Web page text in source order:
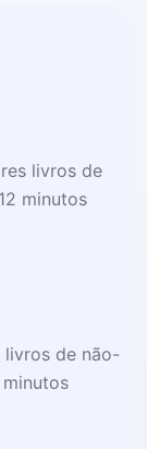
livros de
minutos
livros de não-